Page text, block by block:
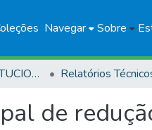
Navegar Sobre
PRODUÇÃO INSTITUCIONAL Relatórios
de